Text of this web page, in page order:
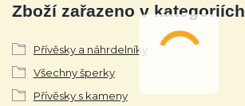
Zboží zařazeno v kategoriích
Přívěsky a náhrdelníky
Všechny šperky
Přívěsky s kameny